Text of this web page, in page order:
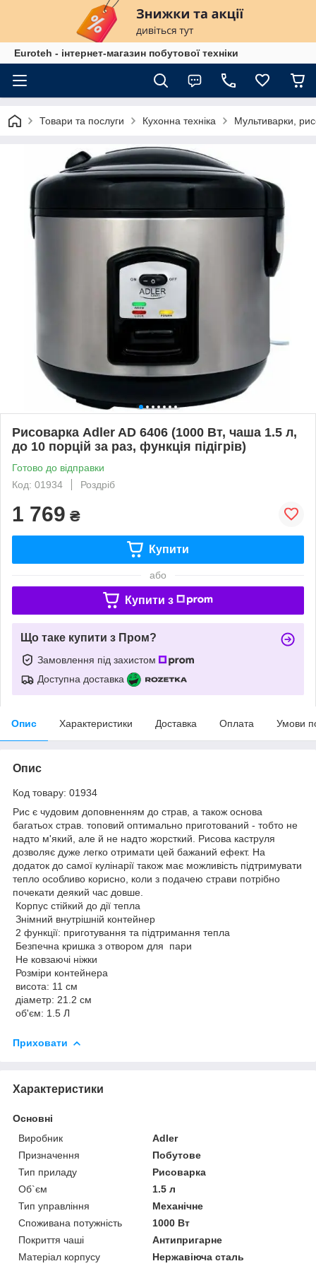
Euroteh - інтернет-магазин побутової техніки
Товари та послуги Кухонна техніка Мультиварки,
Рисоварка Adler AD 6406 (1000 Вт, чаша 1.5 л,
до 10 порцій за раз, функція підігрів)
Готово до відправки
Код: 01934
Роздріб
1 769 ₴
Купити
або
Купити з
Що таке купити з Пром?
Замовлення під захистом
Доступна доставка
Опис Характеристики Доставка Оплата Умови
Опис
Код товару: 01934
Рис є чудовим доповненням до страв, а також основа
багатьох страв. топовий оптимально приготований - тобто не
надто м'який, але й не надто жорсткий. Рисова каструля
дозволяє дуже легко отримати цей бажаний ефект. На
додаток до самої кулінарії також має можливість підтримувати
тепло особливо корисно, коли з подачею страви потрібно
почекати деякий час довше.
Корпус стійкий до дії тепла
Знімний внутрішній контейнер
2 функції: приготування та підтримання тепла
Безпечна кришка з отвором для пари
Не ковзаючі ніжки
Розміри контейнера
висота: 11 см
діаметр: 21.2 см
об'єм: 1.5 Л
Приховати
Характеристики
Основні
Виробник
Adler
Призначення
Побутове
Тип приладу
Рисоварка
Об`єм
1.5 л
Тип управління
Механічне
Споживана потужність
1000 Вт
Покриття чаші
Антипригарне
Матеріал корпусу
Нержавіюча сталь